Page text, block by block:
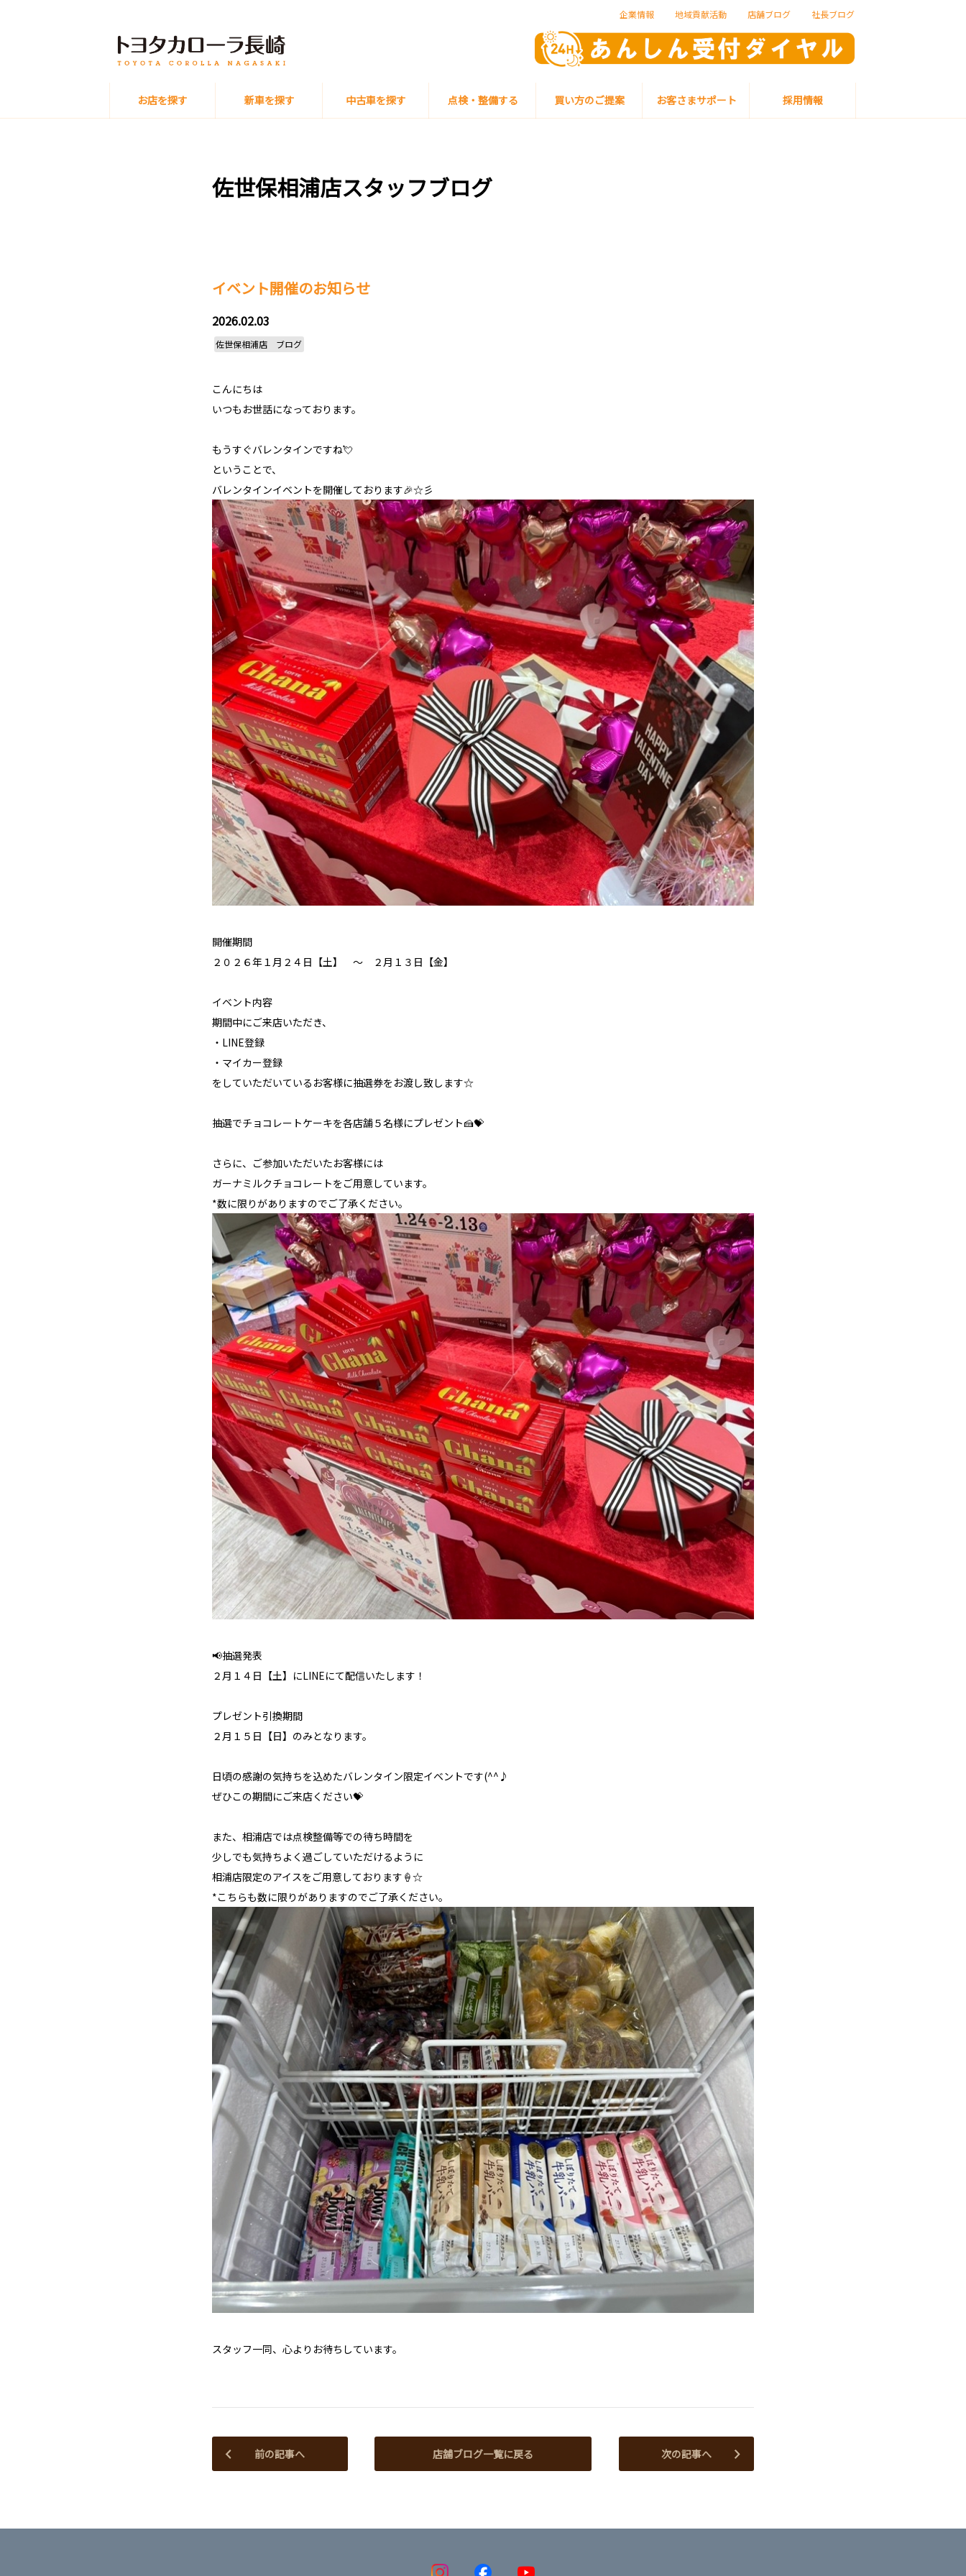
お店を探す 新車を探す 中古車を探す 点検・整備する 買い方のご提案 お客さまサポート 採用情報
企業情報 地域貢献活動 店舗ブログ 社長ブログ
佐世保相浦店スタッフブログ
イベント開催のお知らせ
2026.02.03
佐世保相浦店 ブログ
こんにちは
いつもお世話になっております。
もうすぐバレンタインですね💘
ということで、
バレンタインイベントを開催しております🎉☆彡
開催期間
２０２６年１月２４日【土】 ～ ２月１３日【金】
イベント内容
期間中にご来店いただき、
・LINE登録
・マイカー登録
をしていただいているお客様に抽選券をお渡し致します☆
抽選でチョコレートケーキを各店舗５名様にプレゼント🍰💝
さらに、ご参加いただいたお客様には
ガーナミルクチョコレートをご用意しています。
*数に限りがありますのでご了承ください。
📢抽選発表
２月１４日【土】にLINEにて配信いたします！
プレゼント引換期間
２月１５日【日】のみとなります。
日頃の感謝の気持ちを込めたバレンタイン限定イベントです(^^♪
ぜひこの期間にご来店ください💝
また、相浦店では点検整備等での待ち時間を
少しでも気持ちよく過ごしていただけるように
相浦店限定のアイスをご用意しております🍦☆
*こちらも数に限りがありますのでご了承ください。
スタッフ一同、心よりお待ちしています。
前の記事へ 店舗ブログ一覧に戻る 次の記事へ